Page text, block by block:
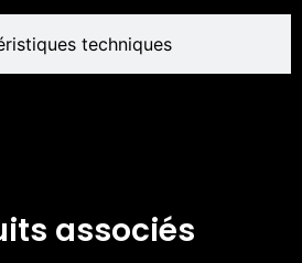
techniques
associés